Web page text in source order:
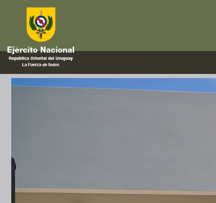
ministerio
Finalizó la entrega de